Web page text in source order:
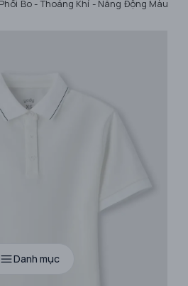
Danh mục
Bo - Thoáng Khí - Năng Động Màu